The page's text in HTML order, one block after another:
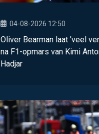
04-08-2026 12:50
Oliver Bearman laat 'veel
na F1-opmars van Kimi
Hadjar